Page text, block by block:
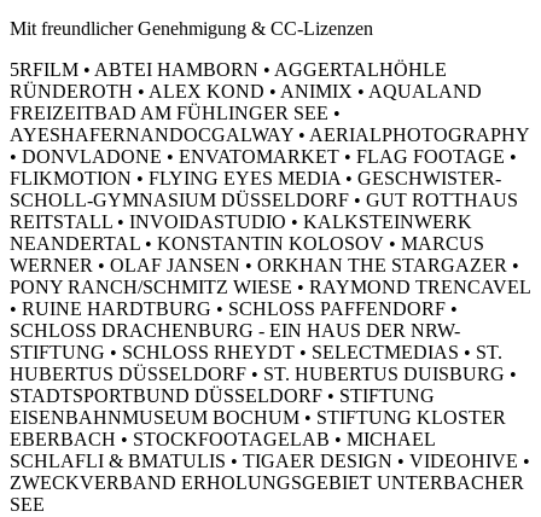
Mit freundlicher Genehmigung & CC-Lizenzen
5RFILM • ABTEI HAMBORN • AGGERTALHÖHLE
RÜNDEROTH • ALEX KOND • ANIMIX • AQUALAND
FREIZEITBAD AM FÜHLINGER SEE •
AYESHAFERNANDOCGALWAY • AERIALPHOTOGRAPHY
• DONVLADONE • ENVATOMARKET • FLAG FOOTAGE •
FLIKMOTION • FLYING EYES MEDIA • GESCHWISTER-
SCHOLL-GYMNASIUM DÜSSELDORF • GUT ROTTHAUS
REITSTALL • INVOIDASTUDIO • KALKSTEINWERK
NEANDERTAL • KONSTANTIN KOLOSOV • MARCUS
WERNER • OLAF JANSEN • ORKHAN THE STARGAZER •
PONY RANCH/SCHMITZ WIESE • RAYMOND TRENCAVEL
• RUINE HARDTBURG • SCHLOSS PAFFENDORF •
SCHLOSS DRACHENBURG - EIN HAUS DER NRW-
STIFTUNG • SCHLOSS RHEYDT • SELECTMEDIAS • ST.
HUBERTUS DÜSSELDORF • ST. HUBERTUS DUISBURG •
STADTSPORTBUND DÜSSELDORF • STIFTUNG
EISENBAHNMUSEUM BOCHUM • STIFTUNG KLOSTER
EBERBACH • STOCKFOOTAGELAB • MICHAEL
SCHLAFLI & BMATULIS • TIGAER DESIGN • VIDEOHIVE •
ZWECKVERBAND ERHOLUNGSGEBIET UNTERBACHER
SEE